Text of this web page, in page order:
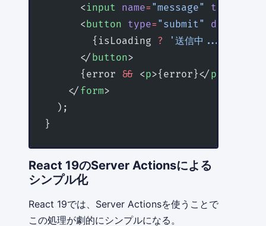
      <
input name= "message" type
      <
button type= "submit" disabled
        {isLoading
? '送信中...'
      </
button>
      {error
&& <p>{error}</ p
    </
form>
  );
}
React 19のServer Actionsによる
シンプル化
React 19では、Server Actionsを使うことで
この処理が劇的にシンプルになる。